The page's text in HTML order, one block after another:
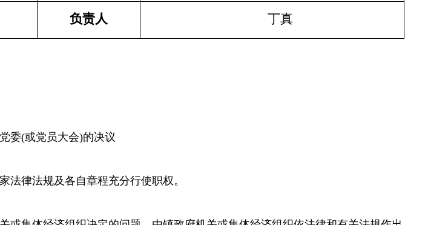
负责人 丁真
委(或党员大会)的决议
法律法规及各自章程充分行使职权。